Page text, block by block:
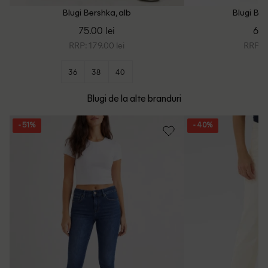
Blugi Bershka, alb
75.00 lei
RRP: 179.00 lei
36 38 40
Blugi
RRP:
Blugi de la alte branduri
- 51% - 40%